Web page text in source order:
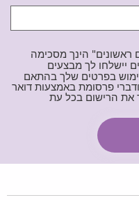
ראשונים" הינך מסכימה
יישלחו לך מבצעים
שימוש בפרטים שלך בהתאם
פרסומת באמצעות דואר